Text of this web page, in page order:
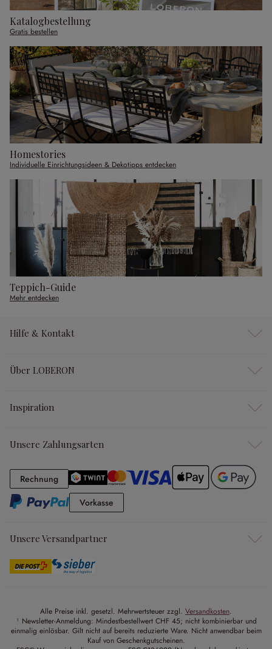
Katalogbestellung
Gratis bestellen
Homestories
Individuelle Einrichtungsideen & Dekotipps entdecken
Teppich-Guide
Mehr entdecken
Hilfe & Kontakt
Über LOBERON
Inspiration
Unsere Zahlungsarten
RechnungRechnung
Vorkasse
Unsere Versandpartner
Alle Preise inkl. gesetzl. Mehrwertsteuer zzgl. Versandkosten.
¹ Newsletter-Anmeldung: Mindestbestellwert CHF 45; nicht kombinierbar und
einmalig einlösbar. Gilt nicht auf bereits reduzierte Ware. Nicht anwendbar beim
Kauf von Geschenkgutscheinen.